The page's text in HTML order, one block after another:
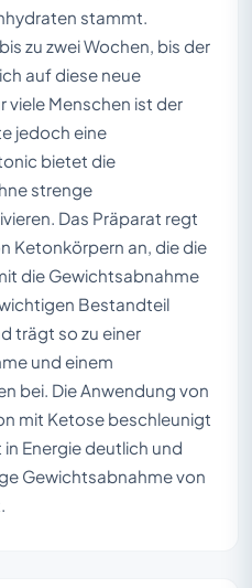
stammt.
zu zwei Wochen, bis der
auf diese neue
viele Menschen ist der
jedoch eine
bietet die
strenge
Das Präparat regt
Ketonkörpern an, die die
die Gewichtsabnahme
Bestandteil
trägt so zu einer
und einem
bei. Die Anwendung von
mit Ketose beschleunigt
Energie deutlich und
Gewichtsabnahme von